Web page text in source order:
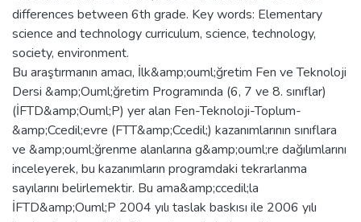
differences between 6th grade. Key words: Elementary
science and technology curriculum, science, technology,
society, environment.
Bu araştırmanın amacı, İlk&amp;ouml;ğretim Fen ve Teknoloji
Dersi &amp;Ouml;ğretim Programında (6, 7 ve 8. sınıflar)
(İFTD&amp;Ouml;P) yer alan Fen-Teknoloji-Toplum-
&amp;Ccedil;evre (FTT&amp;Ccedil;) kazanımlarının sınıflara
ve &amp;ouml;ğrenme alanlarına g&amp;ouml;re dağılımlarını
inceleyerek, bu kazanımların programdaki tekrarlanma
sayılarını belirlemektir. Bu ama&amp;ccedil;la
İFTD&amp;Ouml;P 2004 yılı taslak baskısı ile 2006 yılı